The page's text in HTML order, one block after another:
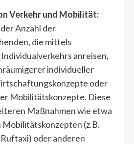
Verkehr und Mobilität:
Anzahl der
die mittels
anreisen,
individueller
oder
Mobilitätskonzepte. Diese
Maßnahmen wie etwa
Mobilitätskonzepten (z.B.
oder anderen